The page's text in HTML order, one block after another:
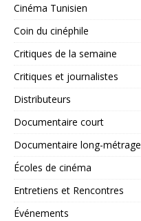
Cinéma Tunisien
Coin du cinéphile
Critiques de la semaine
Critiques et journalistes
Distributeurs
Documentaire court
Documentaire long-métrage
Écoles de cinéma
Entretiens et Rencontres
Événements